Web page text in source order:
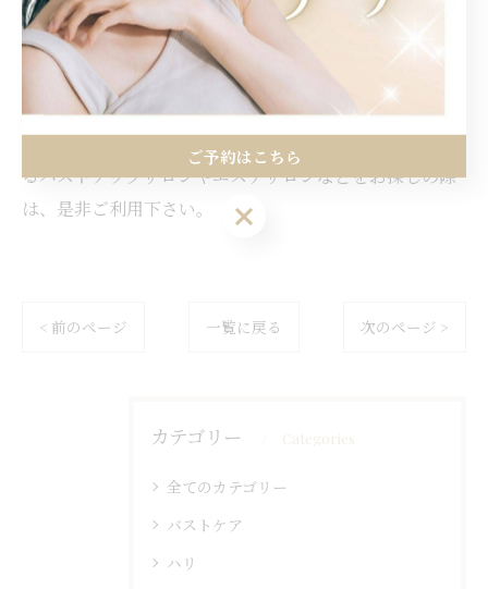
Rococo国立店は、小さい・垂れ・離れ胸・ハリなど一
人一人のバストのお悩みに合わせて根本から改善へと導
く本格的なバストケアをご提供しており、バストアップ
はもちろん根本である姿勢改善も同時に行っているバス
トアップサロンです。 東京都国立市でバストケアができ
るバストアップサロンやエステサロンなどをお探しの際
は、是非ご利用下さい。
< 前のページ 一覧に戻る 次のページ >
カテゴリー Categories
全てのカテゴリー
バストケア
ハリ
ご予約はこちら
ご予約はこちら